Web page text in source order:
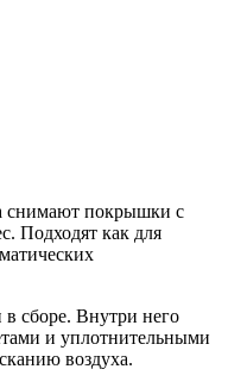
снимают покрышки с
Подходят как для
сборе. Внутри него
и уплотнительными
воздуха.